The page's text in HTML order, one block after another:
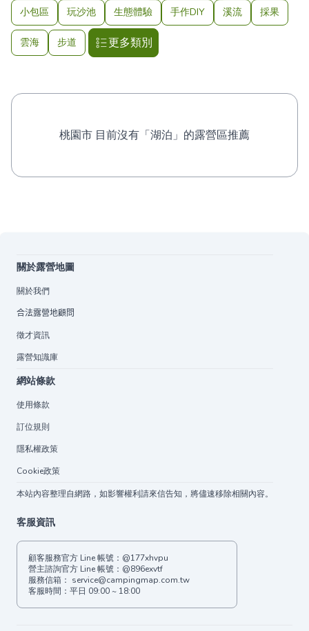
小包區
玩沙池 生態體驗 手作DIY 溪流 採果
雲海 步道 更多類別
桃園市 目前沒有「湖泊」的露營區推薦
關於露營地圖
關於我們
合法露營地顧問
徵才資訊
露營知識庫
網站條款
使用條款
訂位規則
隱私權政策
Cookie政策
本站內容整理自網路，如影響權利請來信告知，將儘速移除相關內容。
客服資訊
顧客服務官方 Line 帳號： @177xhvpu
營主諮詢官方 Line 帳號： @896exvtf
服務信箱： service@campingmap.com.tw
客服時間：平日 09:00 ~ 18:00